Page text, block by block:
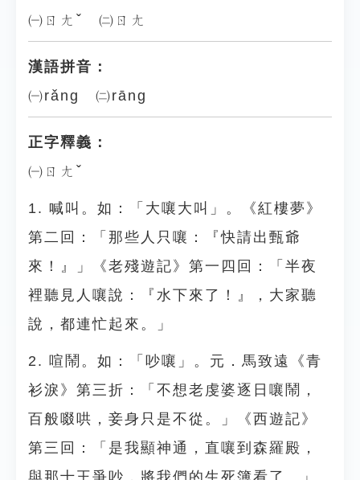
㈠ㄖㄤˇ ㈡ㄖㄤ
漢語拼音：
㈠rǎng ㈡rāng
正字釋義：
㈠ㄖㄤˇ
1. 喊叫。如：「大嚷大叫」。《紅樓夢》
第二回：「那些人只嚷：『快請出甄爺
來！』」《老殘遊記》第一四回：「半夜
裡聽見人嚷說：『水下來了！』，大家聽
說，都連忙起來。」
2. 喧鬧。如：「吵嚷」。元．馬致遠《青
衫淚》第三折：「不想老虔婆逐日嚷鬧，
百般啜哄，妾身只是不從。」《西遊記》
第三回：「是我顯神通，直嚷到森羅殿，
與那十王爭吵，將我們的生死簿看了。」